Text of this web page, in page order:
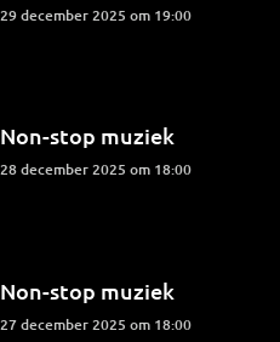
29 december 2025 om 19:00
Non-stop muziek
28 december 2025 om 18:00
Non-stop muziek
27 december 2025 om 18:00